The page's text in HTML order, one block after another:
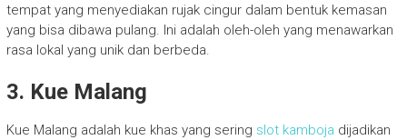
tempat yang menyediakan rujak cingur dalam bentuk kemasan
yang bisa dibawa pulang. Ini adalah oleh-oleh yang menawarkan
rasa lokal yang unik dan berbeda.
3. Kue Malang
Kue Malang adalah kue khas yang sering slot kamboja dijadikan